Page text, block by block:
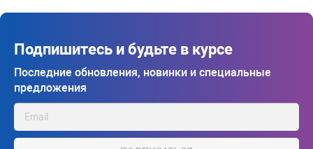
Подпишитесь и будьте в курсе
Последние обновления, новинки и специальные
предложения